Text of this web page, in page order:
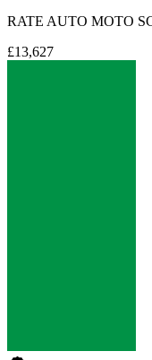
RATE AUTO MOTO
£13,627